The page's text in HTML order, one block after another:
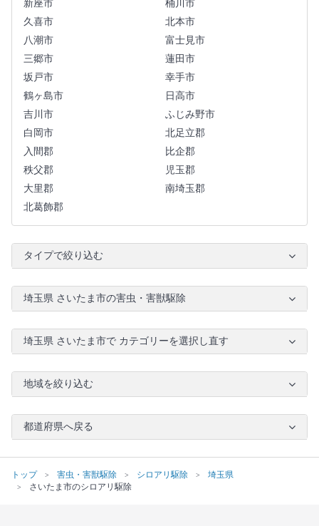
新座市
桶川市
久喜市
北本市
八潮市
富士見市
三郷市
蓮田市
坂戸市
幸手市
鶴ヶ島市
日高市
吉川市
ふじみ野市
白岡市
北足立郡
入間郡
比企郡
秩父郡
児玉郡
大里郡
南埼玉郡
北葛飾郡
タイプで絞り込む
埼玉県 さいたま市の害虫・害獣駆除
埼玉県 さいたま市で カテゴリーを選択し直す
地域を絞り込む
都道府県へ戻る
トップ 害虫・害獣駆除 シロアリ駆除
埼玉県
さいたま市のシロアリ駆除